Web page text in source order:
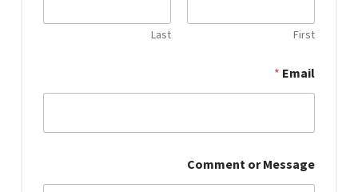
First
Last
Email
*
o
Comment or Message